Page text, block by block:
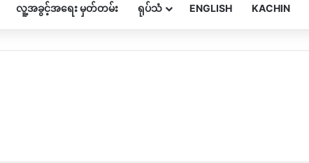
လူ့အခွင့်အရေး မှတ်တမ်း ရုပ်သံ ENGLISH KACHIN